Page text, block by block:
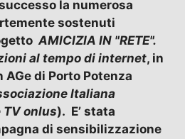
la numerosa
sostenuti
AMICIZIA IN "RETE".
al tempo di internet, in
di Porto Potenza
Italiana
TV onlus). E’ stata
di sensibilizzazione